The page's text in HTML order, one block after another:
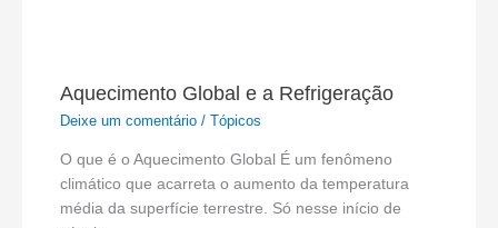
Aquecimento Global e a Refrigeração
Deixe um comentário /Tópicos
O que é o Aquecimento Global É um fenômeno
climático que acarreta o aumento da temperatura
média da superfície terrestre. Só nesse início de